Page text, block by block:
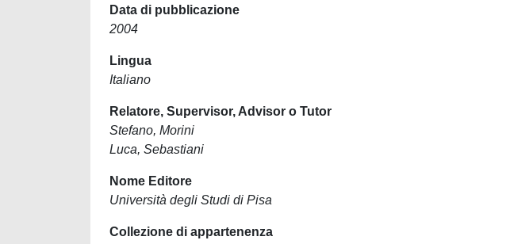
Data di pubblicazione
2004
Lingua
Italiano
Relatore, Supervisor, Advisor o Tutor
Stefano, Morini
Luca, Sebastiani
Nome Editore
Università degli Studi di Pisa
Collezione di appartenenza